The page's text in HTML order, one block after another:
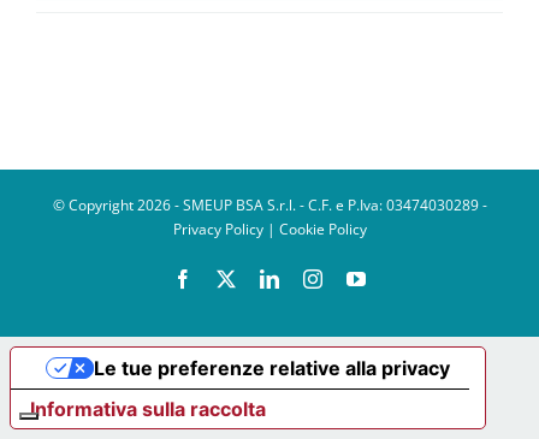
© Copyright 2026 - SMEUP BSA S.r.l. - C.F. e P.Iva: 03474030289 -
Privacy Policy| Cookie Policy
Facebook LinkedInInstagramYouTube
Informativa sulla raccolta
Le tue preferenze relative alla privacy